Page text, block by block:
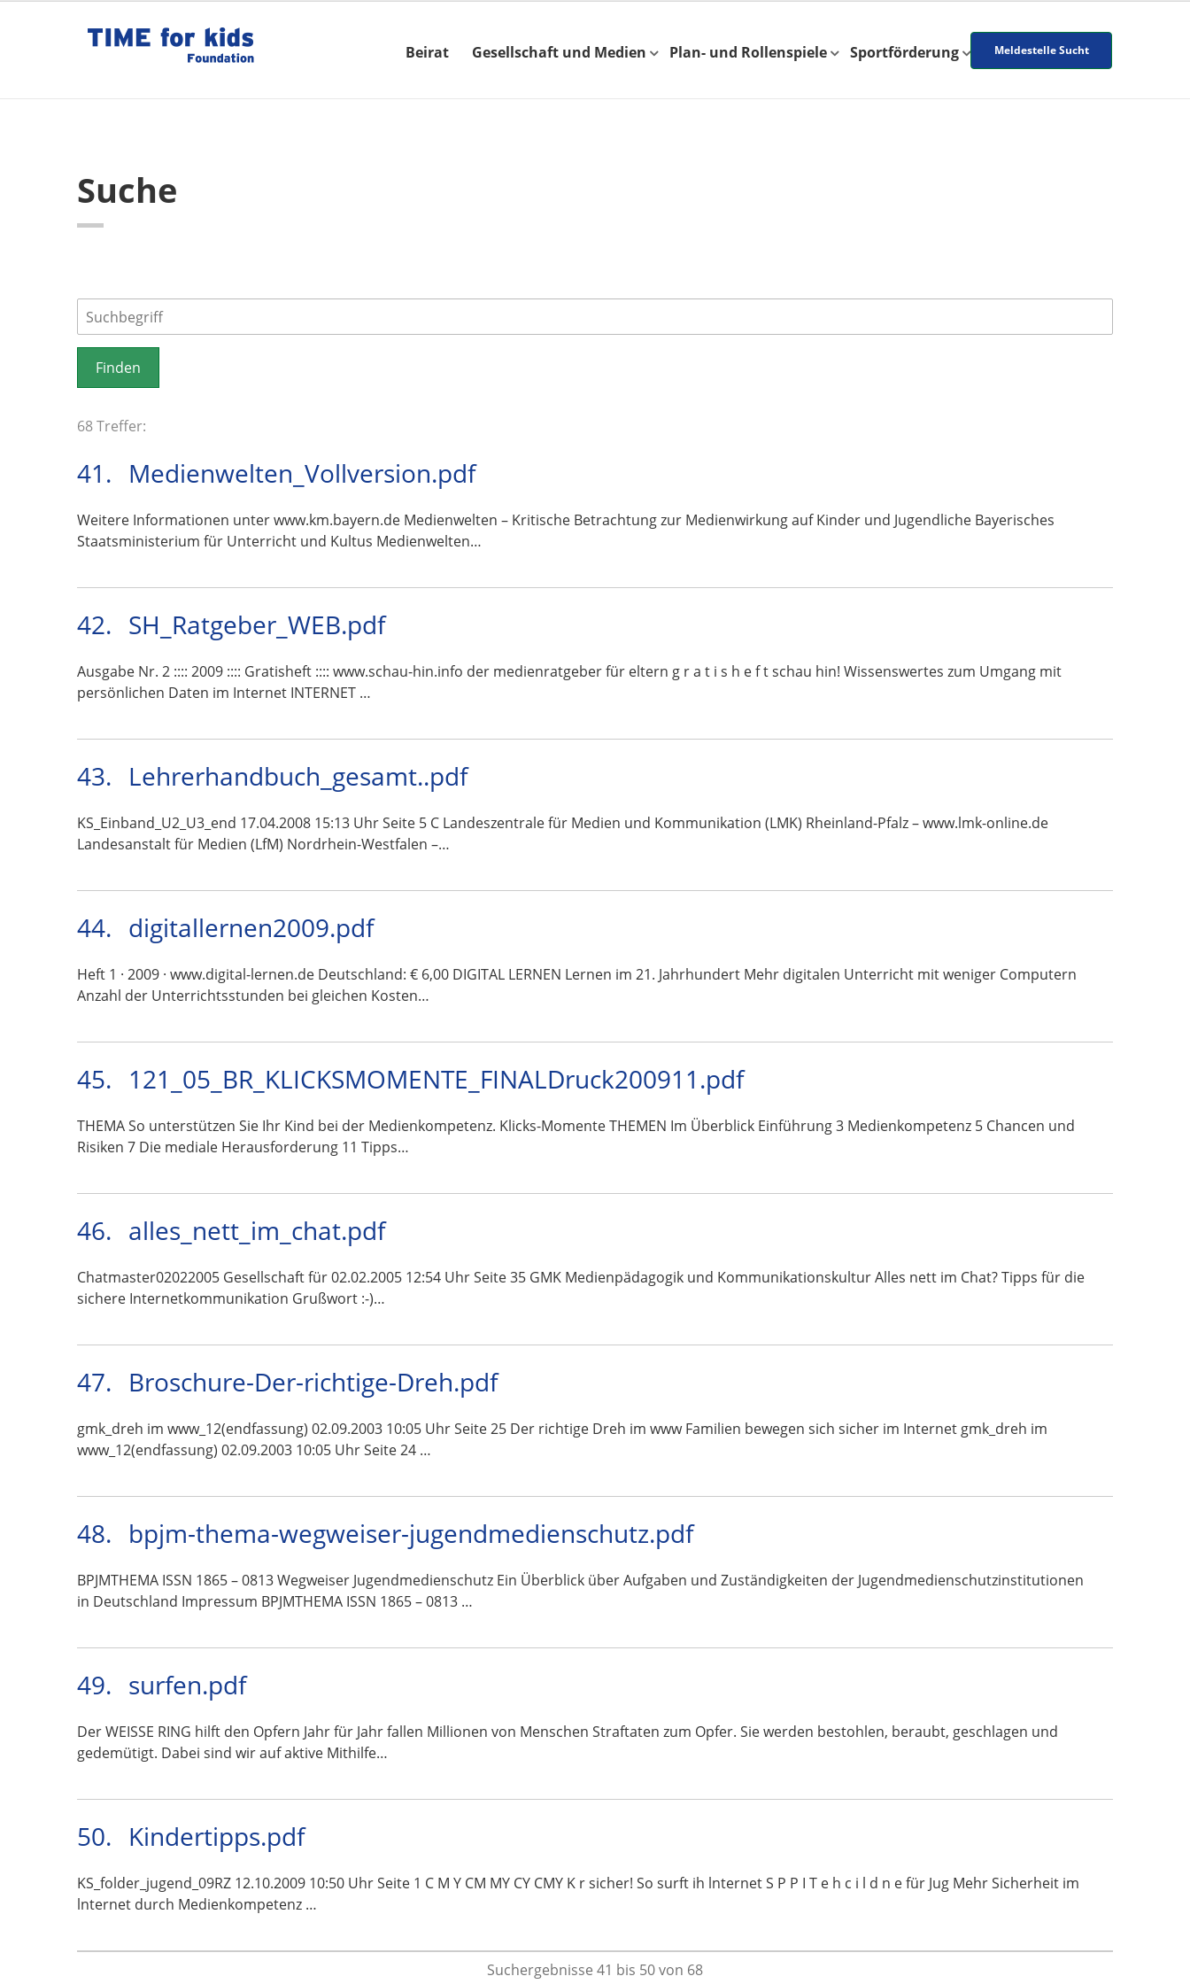
Beirat Gesellschaft und Medien Plan- und Rollenspiele Sportförderung Meldestelle Sucht
Suche
68 Treffer:
41. Medienwelten_Vollversion.pdf
Weitere Informationen unter www.km.bayern.de Medienwelten – Kritische Betrachtung zur Medienwirkung auf Kinder und Jugendliche Bayerisches
Staatsministerium für Unterricht und Kultus Medienwelten…
42. SH_Ratgeber_WEB.pdf
Ausgabe Nr. 2 :::: 2009 :::: Gratisheft :::: www.schau-hin.info der medienratgeber für eltern g r a t i s h e f t schau hin! Wissenswertes zum Umgang mit
persönlichen Daten im Internet INTERNET …
43. Lehrerhandbuch_gesamt..pdf
KS_Einband_U2_U3_end 17.04.2008 15:13 Uhr Seite 5 C Landeszentrale für Medien und Kommunikation (LMK) Rheinland-Pfalz – www.lmk-online.de
Landesanstalt für Medien (LfM) Nordrhein-Westfalen –…
44. digitallernen2009.pdf
Heft 1 · 2009 · www.digital-lernen.de Deutschland: € 6,00 DIGITAL LERNEN Lernen im 21. Jahrhundert Mehr digitalen Unterricht mit weniger Computern
Anzahl der Unterrichtsstunden bei gleichen Kosten…
45. 121_05_BR_KLICKSMOMENTE_FINALDruck200911.pdf
THEMA So unterstützen Sie Ihr Kind bei der Medienkompetenz. Klicks-Momente THEMEN Im Überblick Einführung 3 Medienkompetenz 5 Chancen und
Risiken 7 Die mediale Herausforderung 11 Tipps…
46. alles_nett_im_chat.pdf
Chatmaster02022005 Gesellschaft für 02.02.2005 12:54 Uhr Seite 35 GMK Medienpädagogik und Kommunikationskultur Alles nett im Chat? Tipps für die
sichere Internetkommunikation Grußwort :-)…
47. Broschure-Der-richtige-Dreh.pdf
gmk_dreh im www_12(endfassung) 02.09.2003 10:05 Uhr Seite 25 Der richtige Dreh im www Familien bewegen sich sicher im Internet gmk_dreh im
www_12(endfassung) 02.09.2003 10:05 Uhr Seite 24 …
48. bpjm-thema-wegweiser-jugendmedienschutz.pdf
BPJMTHEMA ISSN 1865 – 0813 Wegweiser Jugendmedienschutz Ein Überblick über Aufgaben und Zuständigkeiten der Jugendmedienschutzinstitutionen
in Deutschland Impressum BPJMTHEMA ISSN 1865 – 0813 …
49. surfen.pdf
Der WEISSE RING hilft den Opfern Jahr für Jahr fallen Millionen von Menschen Straftaten zum Opfer. Sie werden bestohlen, beraubt, geschlagen und
gedemütigt. Dabei sind wir auf aktive Mithilfe…
50. Kindertipps.pdf
KS_folder_jugend_09RZ 12.10.2009 10:50 Uhr Seite 1 C M Y CM MY CY CMY K r sicher! So surft ih lnternet S P P I T e h c i l d n e für Jug Mehr Sicherheit im
lnternet durch Medienkompetenz …
Suchergebnisse 41 bis 50 von 68